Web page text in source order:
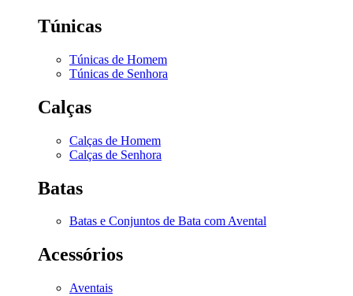
Túnicas
Túnicas de Homem
Túnicas de Senhora
Calças
Calças de Homem
Calças de Senhora
Batas
Batas e Conjuntos de Bata com Avental
Acessórios
Aventais